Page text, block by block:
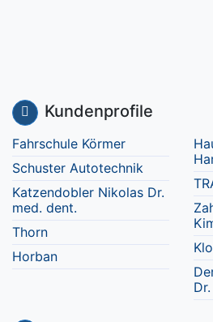
Kundenprofile
Fahrschule Körmer
Schuster Autotechnik
Katzendobler Nikolas Dr.
med. dent.
Thorn
Horban